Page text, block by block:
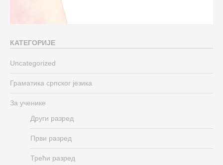
КАТЕГОРИЈЕ
Uncategorized
Граматика српског језика
За ученике
Други разред
Први разред
Трећи разред